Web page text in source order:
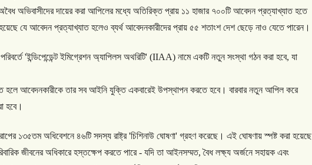
অভিবাসীদের দায়ের করা আপিলের মধ্যে অতিরিক্ত প্রায় ১১ হাজার ৭০০টি আবেদন প্রত্যাখ্যাত হতে
যে আবেদন প্রত্যাখ্যাত হলেও ব্যর্থ আবেদনকারীদের প্রায় ৫৫ শতাংশ দেশ ছেড়ে নাও যেতে পারেন।
পরিবর্তে'ইন্ডিপেন্ডেন্ট ইমিগ্রেশন অ্যাপিলস অথরিটি' (IIAA) নামে একটি নতুন সংস্থা গঠন করা হবে, যা
হলে আবেদনকারীকে তার সব আইনি যুক্তি একবারেই উপস্থাপন করতে হবে। বারবার নতুন আপিল করে
হবে।
১৩৫তম অধিবেশনে ৪৬টি সদস্য রাষ্ট্র'চিশিনাউ ঘোষণা' গ্রহণ করেছে। এই ঘোষণায় স্পষ্ট করা হয়েছে
জীবনের অধিকারে হস্তক্ষেপ করতে পারে- যদি তা আইনসম্মত,বৈধ লক্ষ্য অর্জনে সহায়ক এবং